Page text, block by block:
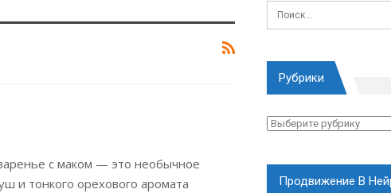
с маком — это необычное
и тонкого орехового аромата
Рубрики
Рубрики
Продвижение В